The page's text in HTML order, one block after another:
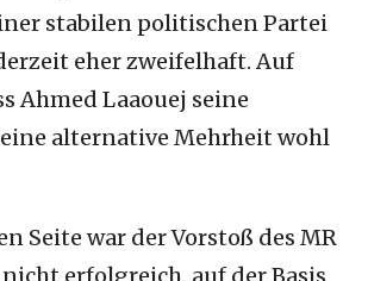
stabilen politischen Partei
eher zweifelhaft.Auf
Ahmed Laaouej seine
alternative Mehrheit wohl
Seite war der Vorstoß des MR
erfolgreich, auf der Basis